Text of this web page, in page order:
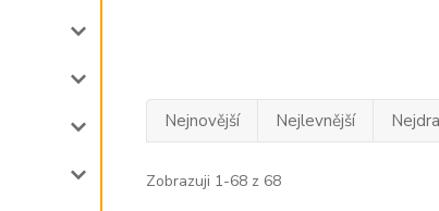
Nejnovější Nejlevnější
Zobrazuji 1-68 z 68